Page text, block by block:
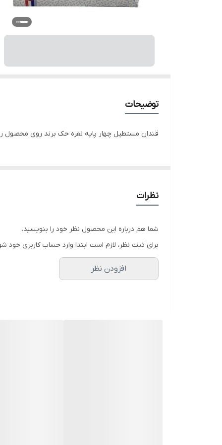
توضیحات
قندان مستطیل چهار پایه نقره حک برند روی محصول
نظرات
شما هم درباره این محصول نظر خود را بنویسید.
برای ثبت نظر، لازم است ابتدا وارد حساب کاربری خود
افزودن نظر